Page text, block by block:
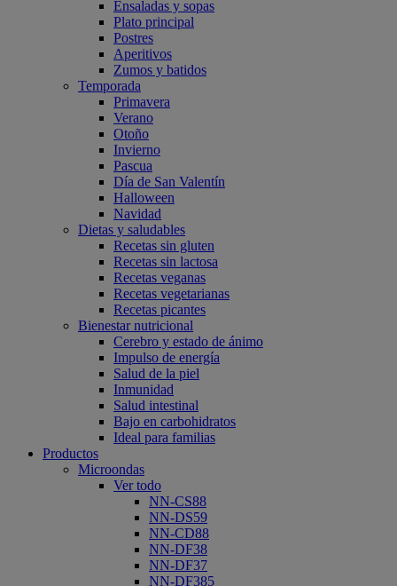
Ensaladas y sopas
Plato principal
Postres
Aperitivos
Zumos y batidos
Temporada
Primavera
Verano
Otoño
Invierno
Pascua
Día de San Valentín
Halloween
Navidad
Dietas y saludables
Recetas sin gluten
Recetas sin lactosa
Recetas veganas
Recetas vegetarianas
Recetas picantes
Bienestar nutricional
Cerebro y estado de ánimo
Impulso de energía
Salud de la piel
Inmunidad
Salud intestinal
Bajo en carbohidratos
Ideal para familias
Productos
Microondas
Ver todo
NN-CS88
NN-DS59
NN-CD88
NN-DF38
NN-DF37
NN-DF385